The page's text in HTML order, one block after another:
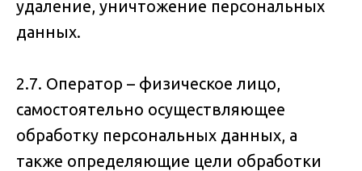
удаление, уничтожение персональных
данных.
2.7. Оператор – физическое лицо,
самостоятельно осуществляющее
обработку персональных данных, а
также определяющие цели обработки